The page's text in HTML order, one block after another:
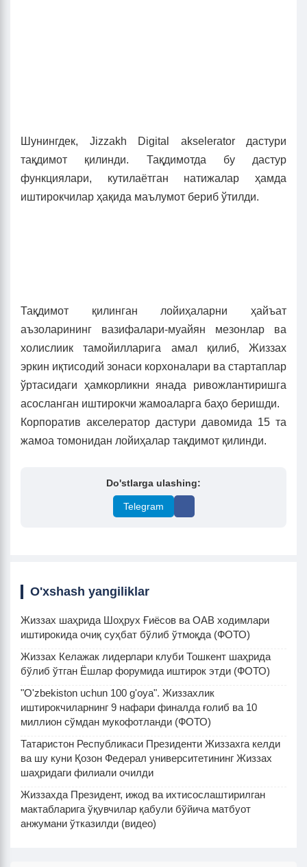
Шунингдек, Jizzakh Digital akselerator дастури
тақдимот қилинди. Тақдимотда бу дастур
функциялари, кутилаётган натижалар ҳамда
иштирокчилар ҳақида маълумот бериб ўтилди.
Тақдимот қилинган лойиҳаларни ҳайъат
аъзоларининг вазифалари-муайян мезонлар ва
холислиик тамойилларига амал қилиб, Жиззах
эркин иқтисодий зонаси корхоналари ва стартаплар
ўртасидаги ҳамкорликни янада ривожлантиришга
асосланган иштирокчи жамоаларга баҳо беришди.
Корпоратив акселератор дастури давомида 15 та
жамоа томонидан лойиҳалар тақдимот қилинди.
Do'stlarga ulashing:
Telegram
O'xshash yangiliklar
Жиззах шаҳрида Шоҳрух Ғиёсов ва ОАВ ходимлари
иштирокидa очиқ суҳбат бўлиб ўтмоқда (ФОТО)
Жиззах Келажак лидерлари клуби Тошкент шаҳрида
бўлиб ўтган Ёшлар форумида иштирок этди (ФОТО)
"O'zbekiston uchun 100 g'oya". Жиззахлик
иштирокчиларнинг 9 нафари финалда ғолиб ва 10
миллион сўмдан мукофотланди (ФОТО)
Татаристон Республикаси Президенти Жиззахга келди
ва шу куни Қозон Федерал университетининг Жиззах
шаҳридаги филиали очилди
Жиззахда Президент, ижод ва ихтисослаштирилган
мактабларига ўқувчилар қабули бўйича матбуот
анжумани ўтказилди (видео)